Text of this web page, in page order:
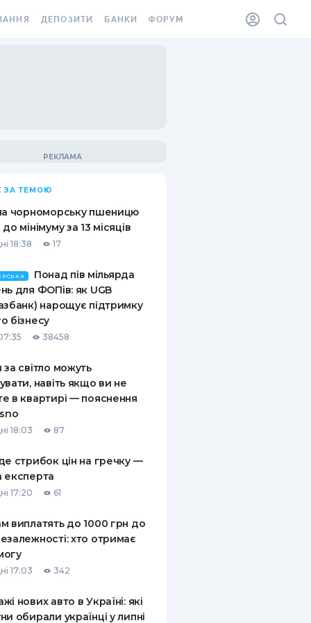
ВІНЬЄТКА
ВІД
ВИПАДКІВ
ПО
ПОЛІСИ
КОМПАНІЇ
СТРАХОВІ
ДЕПОЗИТИ
ПИТАННЯ ТА ВІДПОВІДІ
ДЕПОЗИТНИЙ КАЛЬКУЛЯТОР
ПУТІВНИКИ ПО
БАНКИ ФОРУМ
ЗА ТЕМОЮ
чорноморську пшеницю
мінімуму за 13 місяців
18:38 17
Понад пів мільярда
для ФОПів: як UGB
нарощує підтримку
бізнесу
38458
за світло можуть
навіть якщо ви не
в квартирі — пояснення
18:03 87
стрибок цін на гречку —
експерта
17:20 61
виплатять до 1000 грн до
хто отримає
17:03 342
нових авто в Україні: які
обирали українці у липні